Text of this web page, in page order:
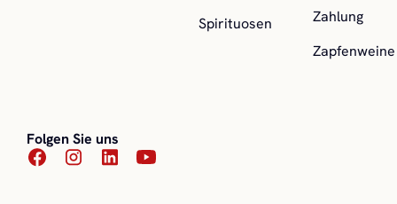
Folgen Sie uns
Spirituosen
Zahlung
Zapfenweine